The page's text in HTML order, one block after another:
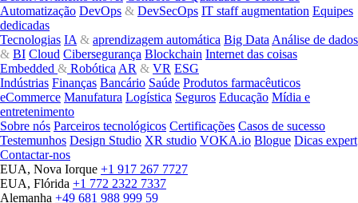
Automatização DevOps & DevSecOps IT staff augmentation Equipes
dedicadas
Tecnologias IA & aprendizagem automática Big Data Análise de dados
& BI Cloud Cibersegurança Blockchain Internet das coisas
Embedded & Robótica AR & VR ESG
Indústrias Finanças Bancário Saúde Produtos farmacêuticos
eCommerce Manufatura Logística Seguros Educação Mídia e
entretenimento
Sobre nós Parceiros tecnológicos Certificações Casos de sucesso
Testemunhos Design Studio XR studio VOKA.io Blogue Dicas expert
Contactar-nos
EUA, Nova Iorque +1 917 267 7727
EUA, Flórida +1 772 2322 7337
Alemanha +49 681 988 999 59